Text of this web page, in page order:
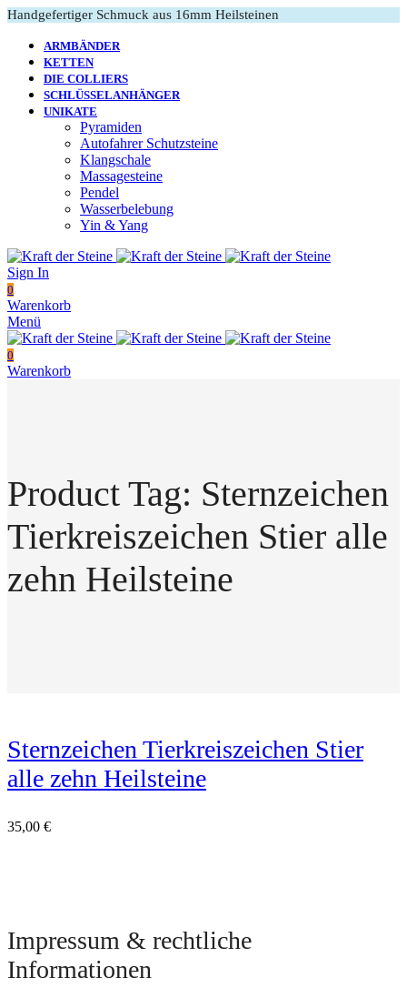
Handgefertiger Schmuck aus 16mm Heilsteinen
ARMBÄNDER
KETTEN
DIE COLLIERS
SCHLÜSSELANHÄNGER
UNIKATE
Pyramiden
Autofahrer Schutzsteine
Klangschale
Massagesteine
Pendel
Wasserbelebung
Yin & Yang
Sign In
0
Warenkorb
Menü
0
Warenkorb
Product Tag: Sternzeichen
Tierkreiszeichen Stier alle
zehn Heilsteine
Sternzeichen Tierkreiszeichen Stier
alle zehn Heilsteine
35,00 €
Impressum & rechtliche
Informationen